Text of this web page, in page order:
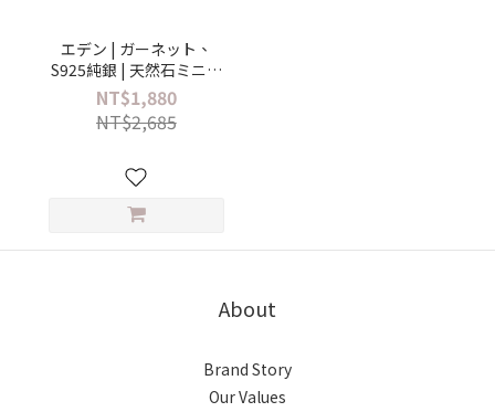
エデン | ガーネット、
S925純銀 | 天然石ミニマ
ルジュエリーピアス
NT$1,880
NT$2,685
About
Brand Story
Our Values